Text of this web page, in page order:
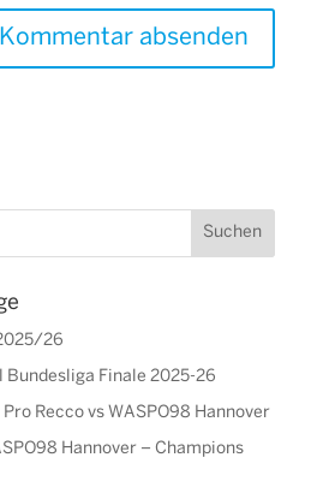
26
Bundesliga Finale 2025-26
Recco vs WASPO98 Hannover
Hannover – Champions